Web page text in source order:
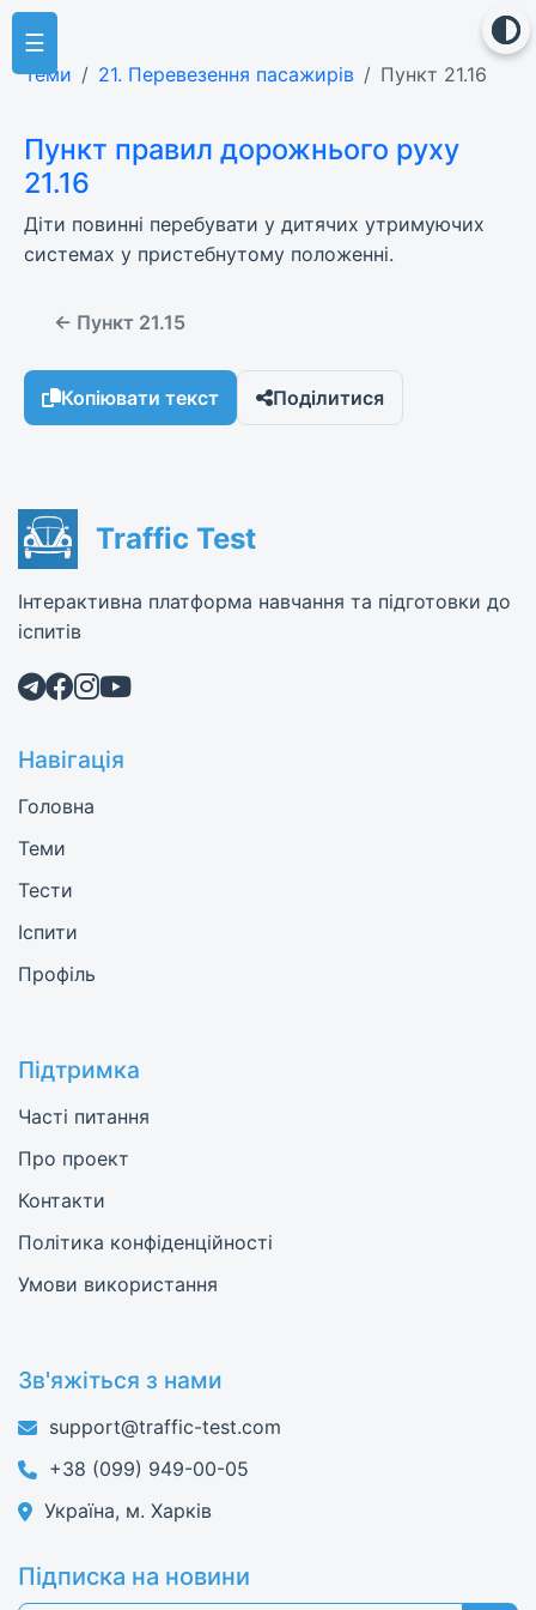
☰
Теми 21. Перевезення пасажирів Пункт 21.16
Пункт правил дорожнього руху
21.16
Діти повинні перебувати у дитячих утримуючих
системах у пристебнутому положенні.
← Пункт 21.15
Копіювати текст Поділитися
Traffic Test
Інтерактивна платформа навчання та підготовки до
іспитів
Навігація
Головна
Теми
Тести
Іспити
Профіль
Підтримка
Часті питання
Про проект
Контакти
Політика конфіденційності
Умови використання
Зв'яжіться з нами
support@traffic-test.com
+38 (099) 949-00-05
Україна, м. Харків
Підписка на новини